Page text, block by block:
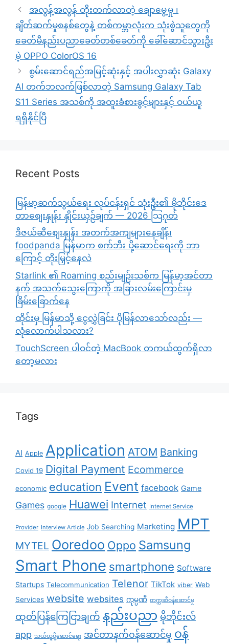
အလွန့်အလွန် တိုးတက်လာတဲ့ ချောမွေ့မှု ၊
ချိတ်ဆက်မှုစနစ်တွေနဲ့ တစ်ကမ္ဘာလုံးက သုံးစွဲသူတွေကို
ခေတ်မီနည်းပညာခေတ်တစ်ခေတ်ကို ခေါ်ဆောင်သွားဦး
မဲ့ OPPO ColorOS 16
စွမ်းဆောင်ရည်အမြင့်ဆုံးနှင့် အပါးလွှာဆုံး Galaxy
AI တက်ဘလက်ဖြစ်လာတဲ့ Samsung Galaxy Tab
S11 Series အသစ်ကို အထူးခံစားခွင့်များနှင့် ဝယ်ယူ
ရရှိနိုင်ပြီ
Recent Posts
မြန်မာ့ဆက်သွယ်ရေး လုပ်ငန်းရှင် သုံးဦး၏ မိုဘိုင်းဒေ
တာစျေးနှုန်း နှိုင်းယှဉ်ချက် — 2026 သြဂုတ်
ဒီဇယ်ဆီစျေးနှုန်း အတက်အကျများနေချိန်၊
foodpanda မြန်မာက စက်ဘီး ပို့ဆောင်ရေးကို ဘာ
ကြောင့် တိုးမြှင့်နေလဲ
Starlink ၏ Roaming စည်းမျဉ်းသစ်က မြန်မာ့အင်တာ
နက် အသက်သွေးကြောကို အခြားလမ်းကြောင်းမှ
ခြိမ်းခြောက်နေ
ထိုင်းမှ မြန်မာသို့ ငွေလွှဲခြင်း ပိုမြန်လာသော်လည်း —
လုံလောက်ပါသလား?
TouchScreen ပါဝင်တဲ့ MacBook တကယ်ထွက်ရှိလာ
တော့မလား
Tags
AI Apple Application ATOM Banking
Covid 19 Digital Payment Ecommerce
economic education Event facebook Game
Games google Huawei Internet Internet Service
Provider Interview Article Job Searching Marketing MPT
MYTEL Ooredoo Oppo Samsung
Smart Phone smartphone Software
Startups Telecommunication Telenor TikTok viber Web
Services website websites ကုမ္ပဏီ တက္ကဆီဝန်ဆောင်မှု
ထုတ်ပြန်ကြေငြာချက် နည်းပညာ မိုဘိုင်းလ်
app သယ်ယူပို့ဆောင်ရေး အင်တာနက်ဝန်ဆောင်မှု ၀န်